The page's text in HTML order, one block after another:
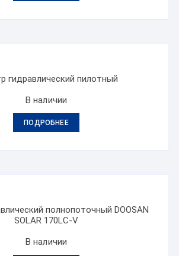
гидравлический пилотный
В наличии
ПОДРОБНЕЕ
полнопоточный DOOSAN
SOLAR 170LC-V
В наличии